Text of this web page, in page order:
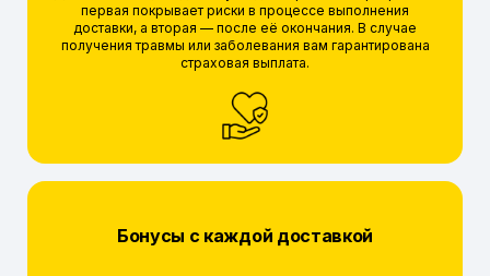
первая покрывает риски в процессе выполнения
доставки, а вторая — после её окончания. В случае
получения травмы или заболевания вам гарантирована
страховая выплата.
Бонусы с каждой доставкой